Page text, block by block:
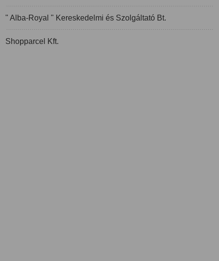
" Alba-Royal " Kereskedelmi és Szolgáltató Bt.
Shopparcel Kft.